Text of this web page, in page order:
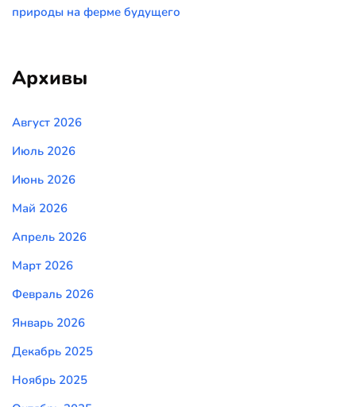
природы на ферме будущего
Архивы
Август 2026
Июль 2026
Июнь 2026
Май 2026
Апрель 2026
Март 2026
Февраль 2026
Январь 2026
Декабрь 2025
Ноябрь 2025